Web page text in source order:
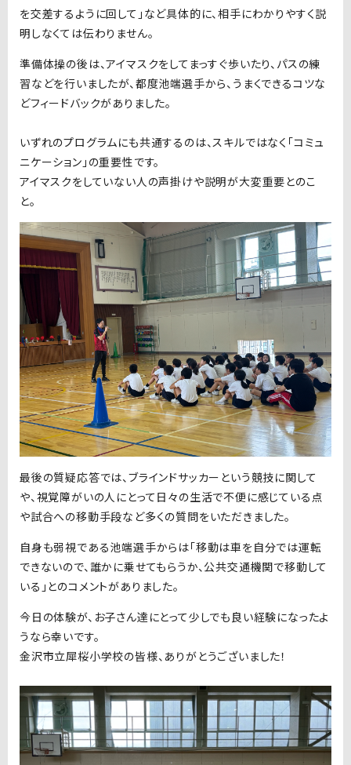
を交差するように回して」など具体的に、相手にわかりやすく説
明しなくては伝わりません。
準備体操の後は、アイマスクをしてまっすぐ歩いたり、パスの練
習などを行いましたが、都度池端選手から、うまくできるコツな
どフィードバックがありました。
いずれのプログラムにも共通するのは、スキルではなく「コミュ
ニケーション」の重要性です。
アイマスクをしていない人の声掛けや説明が大変重要とのこ
と。
最後の質疑応答では、ブラインドサッカーという競技に関して
や、視覚障がいの人にとって日々の生活で不便に感じている点
や試合への移動手段など多くの質問をいただきました。
自身も弱視である池端選手からは「移動は車を自分では運転
できないので、誰かに乗せてもらうか、公共交通機関で移動して
いる」とのコメントがありました。
今日の体験が、お子さん達にとって少しでも良い経験になったよ
うなら幸いです。
金沢市立犀桜小学校の皆様、ありがとうございました！